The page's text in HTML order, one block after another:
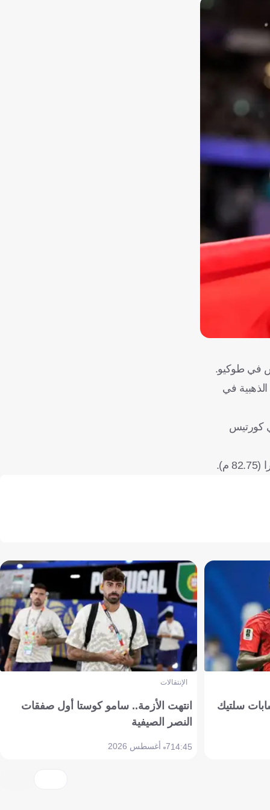
رميته الثانية (87.83 م)، قبل أن يحسم الذهبية في
باريس 2024، فيما نال الأمريكي كورتيس
سلتيك
الإنتقالات
انتهت الأزمة.. سامو كوستا أول صفقات
النصر الصيفية
14:457 أغسطس 2026